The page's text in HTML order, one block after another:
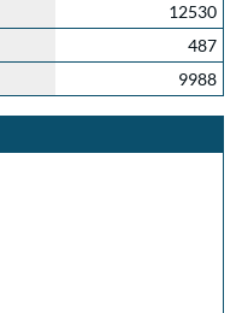
12530
487
9988